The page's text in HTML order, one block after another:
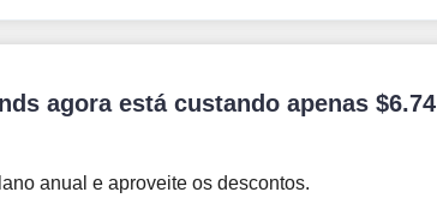
agora está custando apenas$6.74
anual e aproveite os descontos.